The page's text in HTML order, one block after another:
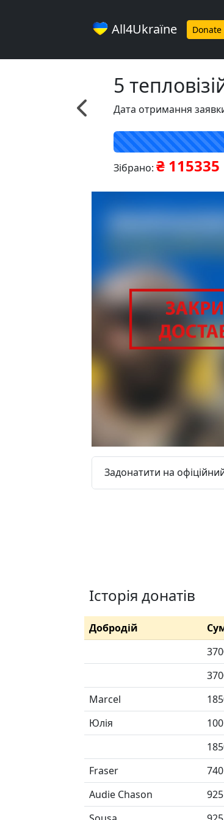
All4Ukraїne Donate
5
Дата отримання
Зібрано: ₴ 115335
Задонатити на
Історія донатів
Добродій
Marcel
Юлія
100
Fraser
740
Audie Chason
925